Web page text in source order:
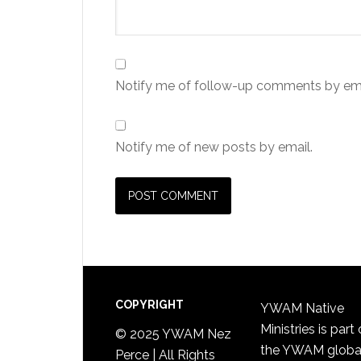
Notify me of follow-up comments by
Notify me of new posts by email.
Footer
COPYRIGHT
© 2025 YWAM Nez
Perce | All Rights
YWAM Native
Ministries is part
theYWAM